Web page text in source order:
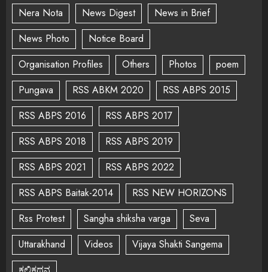
Nera Nota
News Digest
News in Brief
News Photo
Notice Board
Organisation Profiles
Others Photos
poem
Pungava
RSS ABKM 2020
RSS ABPS 2015
RSS ABPS 2016
RSS ABPS 2017
RSS ABPS 2018
RSS ABPS 2019
RSS ABPS 2021
RSS ABPS 2022
RSS ABPS Baitak-2014
RSS NEW HORIZONS
Rss Protest
Sangha shiksha varga
Seva
Uttarakhand
Videos
Vijaya Shakti Sangema